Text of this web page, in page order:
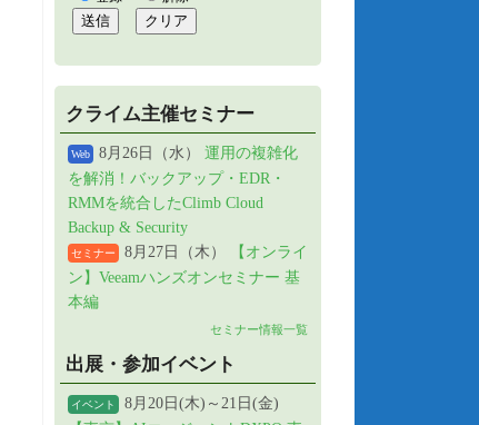
クライム主催セミナー
Web 8月26日（水） 運用の複雑化
を解消！バックアップ・EDR・
RMMを統合したClimb Cloud
Backup & Security
セミナー 8月27日（木）
【オンライ
ン】Veeamハンズオンセミナー 基
本編
セミナー情報一覧
出展・参加イベント
イベント
8月20日(木)～21日(金)